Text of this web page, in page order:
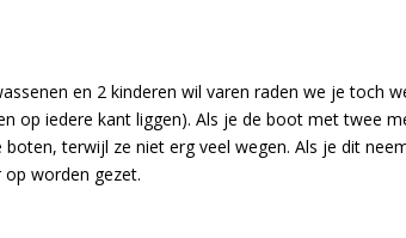
en 2 kinderen wil varen raden we je toch
op iedere kant liggen). Als je de boot met twee
terwijl ze niet erg veel wegen. Als je dit
worden gezet.